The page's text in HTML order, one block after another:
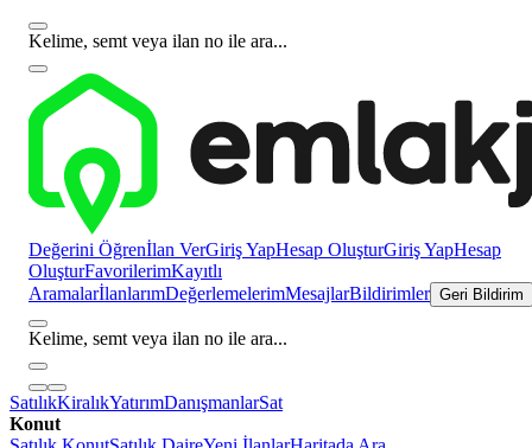
Kelime, semt veya ilan no ile ara...
Değerini Öğrenİlan VerGiriş YapHesap OluşturGiriş YapHesap
OluşturFavorilerimKayıtlı
AramalarİlanlarımDeğerlemelerimMesajlarBildirimler Geri Bildirim
Kelime, semt veya ilan no ile ara...
SatılıkKiralıkYatırımDanışmanlarSat
Konut